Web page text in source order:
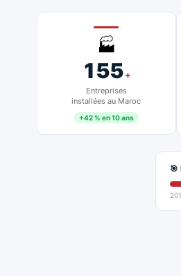
🏭
155+
Entreprises
installées au Maroc
+42 % en 10 ans
🎯